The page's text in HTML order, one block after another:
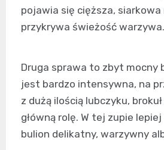
pojawia się cięższa,
przykrywa świeżość warzywa.
Druga sprawa to zbyt mocny
jest bardzo intensywna, na
z dużą ilością lubczyku,
główną rolę. W tej zupie
bulion delikatny, warzywny